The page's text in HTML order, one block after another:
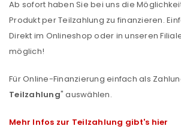
Ab sofort haben Sie bei uns die
Produkt per Teilzahlung zu finanzieren.
Direkt im Onlineshop oder in unseren
möglich!
Für Online-Finanzierung einfach als
Teilzahlung" auswählen.
Mehr Infos zur Teilzahlung gibt's hier